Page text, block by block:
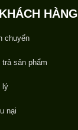
HÀNG
chuyển
sản phẩm
lý
nại